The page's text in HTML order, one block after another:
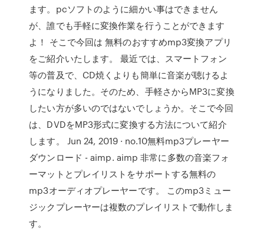
ます。pcソフトのように細かい事はできません
が、誰でも手軽に変換作業を行うことができます
よ！ そこで今回は 無料のおすすめmp3変換アプリ
をご紹介いたします。 最近では、スマートフォン
等の普及で、CD焼くよりも簡単に音楽が聴けるよ
うになりました。そのため、手軽さからMP3に変換
したい方が多いのではないでしょうか。そこで今回
は、DVDをMP3形式に変換する方法について紹介
します。 Jun 24, 2019 · no.10無料mp3プレーヤー
ダウンロード - aimp. aimp 非常に多数の音楽フォ
ーマットとプレイリストをサポートする無料の
mp3オーディオプレーヤーです。 このmp3ミュー
ジックプレーヤーは複数のプレイリストで動作しま
す。